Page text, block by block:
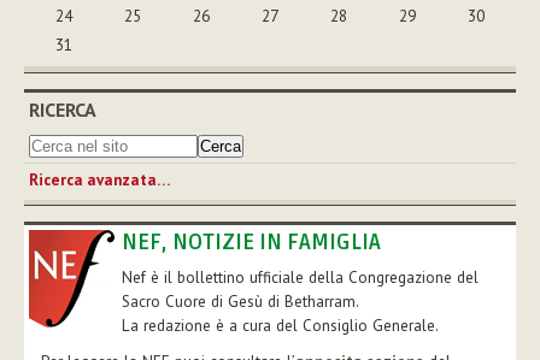
24
25 26 27 28 29
30
31
RICERCA
Ricerca avanzata…
NEF, NOTIZIE IN FAMIGLIA
Nef è il bollettino ufficiale della Congregazione del
Sacro Cuore di Gesù di Betharram.
La redazione è a cura del Consiglio Generale.